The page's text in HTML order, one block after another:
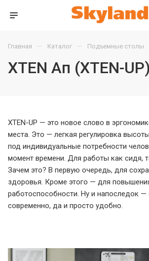
Главная — Каталог — Подъемные столы
XTEN Ап (XTEN-UP)
XTEN-UP — это новое слово в
места. Это — легкая регулировка
под индивидуальные потребности
момент времени. Для работы как сидя,
Зачем это? В первую очередь, для
здоровья. Кроме этого — для
работоспособности. Ну и напоследок —
современно, да и просто удобно.